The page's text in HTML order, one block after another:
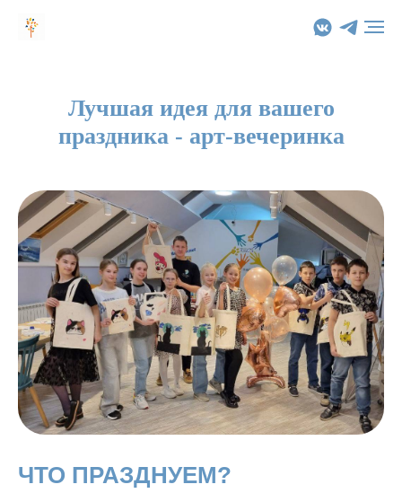
Лучшая идея для вашего
праздника - арт-вечеринка
ЧТО ПРАЗДНУЕМ?